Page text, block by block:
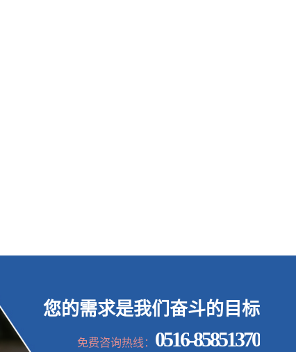
您的需求是我们奋斗的目标
免费咨询热线： 0516-85851370